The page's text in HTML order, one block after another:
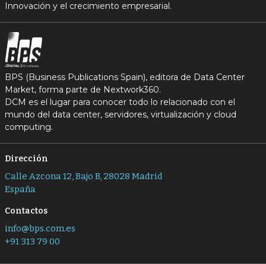
Innovación y el crecimiento empresarial.
BPS (Business Publications Spain), editora de Data Center
Market, forma parte de Nextwork360.
DCM es el lugar para conocer todo lo relacionado con el
mundo del data center, servidores, virtualización y cloud
computing.
Dirección
Calle Azcona 12, Bajo B, 28028 Madrid
España
Contactos
info@bps.com.es
+91 313 79 00